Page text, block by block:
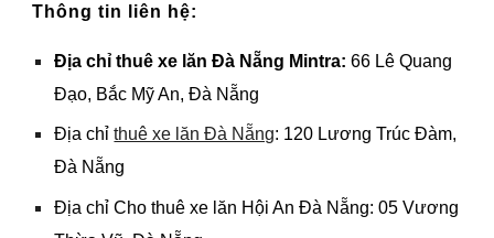
Thông tin liên hệ:
Địa chỉthuê xe lăn Đà Nẵng Mintra: 66 Lê Quang
Đạo, Bắc Mỹ An, Đà Nẵng
Địa chỉthuê xe lăn Đà Nẵng: 120 Lương Trúc Đàm,
Đà Nẵng
Địa chỉ Cho thuê xe lăn Hội An Đà Nẵng: 05 Vương